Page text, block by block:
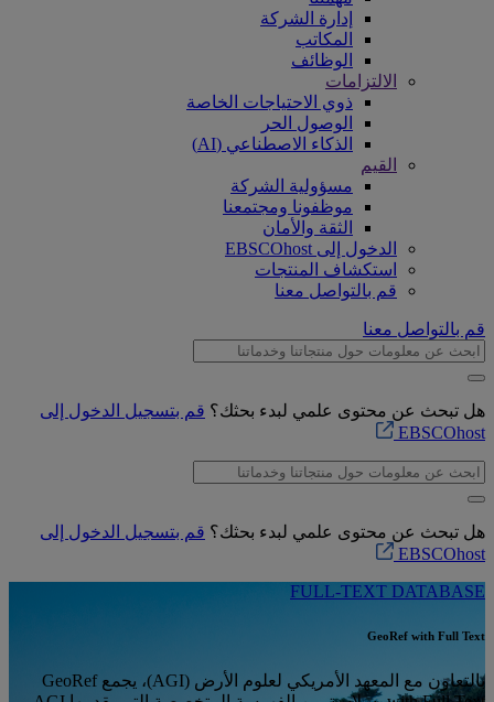
إدارة الشركة
المكاتب
الوظائف
الالتزامات
ذوي الاحتياجات الخاصة
الوصول الحر
الذكاء الاصطناعي (AI)
القيم
مسؤولية الشركة
موظفونا ومجتمعنا
الثقة والأمان
الدخول إلى EBSCOhost
استكشاف المنتجات
قم بالتواصل معنا
قم بالتواصل معنا
هل تبحث عن محتوى علمي لبدء بحثك؟ قم بتسجيل الدخول إلى
EBSCOhost
هل تبحث عن محتوى علمي لبدء بحثك؟ قم بتسجيل الدخول إلى
EBSCOhost
FULL-TEXT DATABASE
GeoRef with Full Text
بالتعاون مع المعهد الأمريكي لعلوم الأرض (AGI)، يجمع GeoRef